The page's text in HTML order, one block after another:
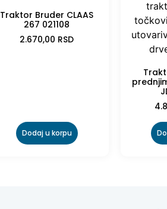
Traktor Bruder CLAAS
267 021108
2.670,00 RSD
Dodaj u korpu